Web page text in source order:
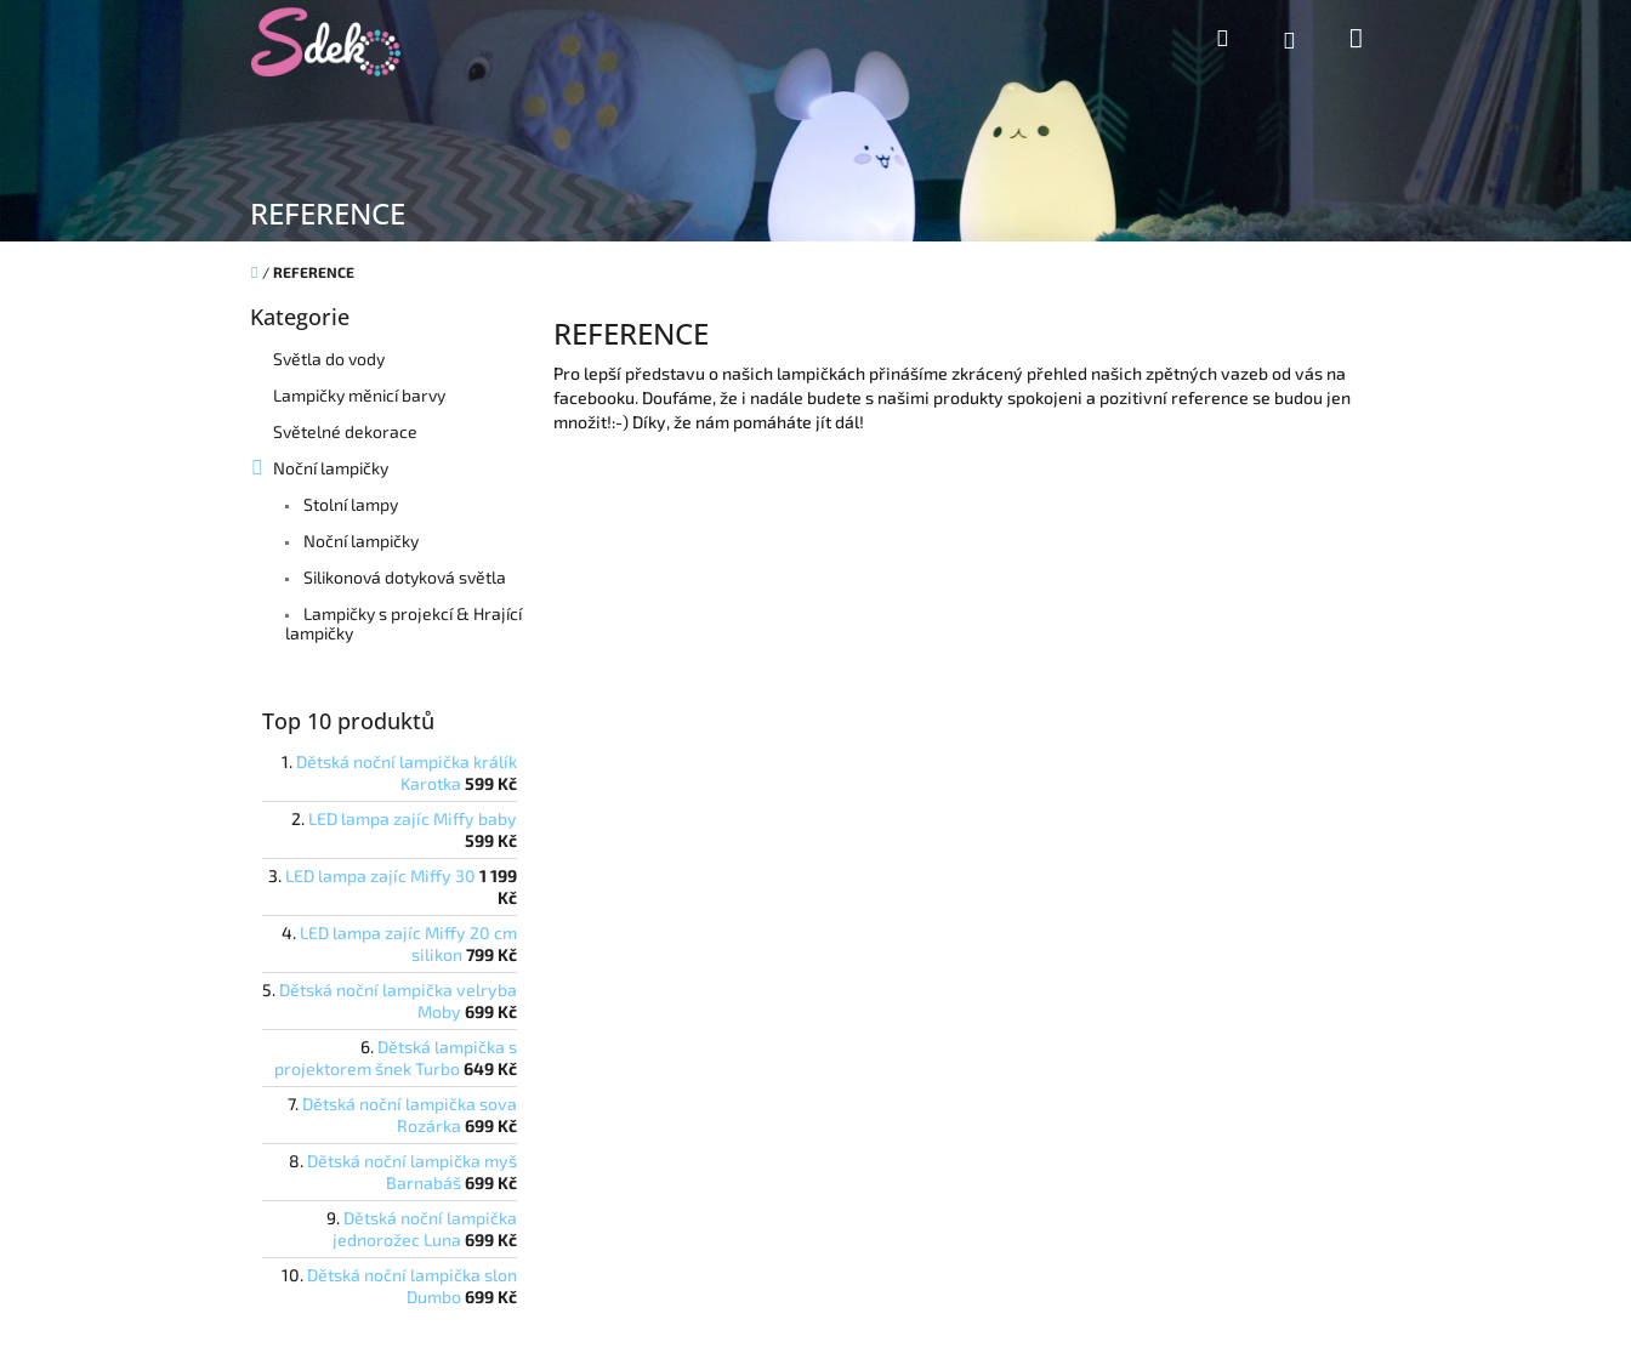
Hledat Přihlášení
REFERENCE
Domů
/ REFERENCE
Přeskočit
Kategorie
Světla do vody
Lampičky měnicí barvy
Světelné dekorace
Noční lampičky
Stolní lampy
Noční lampičky
Silikonová dotyková světla
Lampičky s projekcí & Hrající
lampičky
Top 10 produktů
Dětská noční lampička králík
Karotka 599 Kč
LED lampa zajíc Miffy baby
599 Kč
LED lampa zajíc Miffy 30 1 199
Kč
LED lampa zajíc Miffy 20 cm
silikon799 Kč
Dětská noční lampička velryba
Moby 699 Kč
Dětská lampička s
projektorem šnek Turbo649 Kč
Dětská noční lampička sova
Rozárka 699 Kč
Dětská noční lampička myš
Barnabáš699 Kč
Dětská noční lampička
jednorožec Luna 699 Kč
Dětská noční lampička slon
Dumbo699 Kč
REFERENCE
Pro lepší představu o našich lampičkách přinášíme zkrácený přehled našich zpětných vazeb od vás na
facebooku. Doufáme, že i nadále budete s našimi produkty spokojeni a pozitivní reference se budou jen
množit!:-) Díky, že nám pomáháte jít dál!